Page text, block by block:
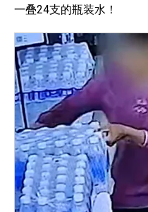
一叠24支的瓶装水！